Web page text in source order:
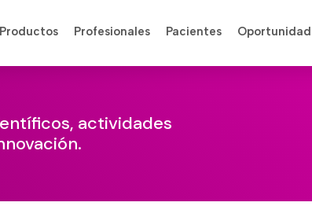
Productos Profesionales Pacientes
actividades